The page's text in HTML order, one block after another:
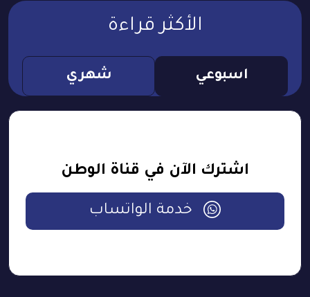
الأكثر قراءة
اسبوعي شهري
اشترك الآن في قناة الوطن
خدمة الواتساب